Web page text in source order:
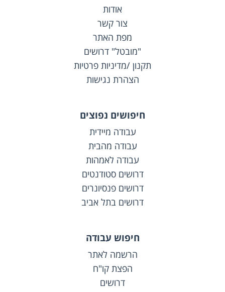
אודות
צור קשר
מפת האתר
"מובטל" דרושים
תקנון /מדיניות פרטיות
הצהרת נגישות
חיפושים נפוצים
עבודה מיידית
עבודה מהבית
עבודה לאמהות
דרושים סטודנטים
דרושים פנסיונרים
דרושים בתל אביב
חיפוש עבודה
הרשמה לאתר
הפצת קו"ח
דרושים